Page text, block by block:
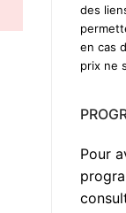
des
en cas
prix ne
Pour